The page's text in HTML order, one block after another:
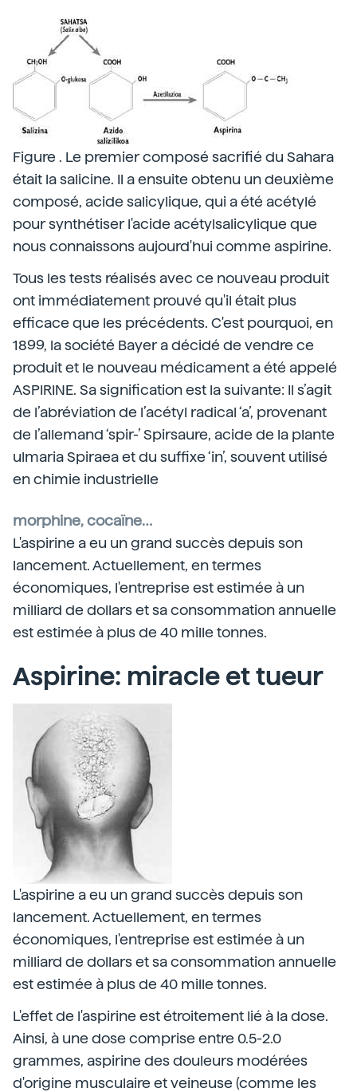
Figure . Le premier composé sacrifié du Sahara
était la salicine. Il a ensuite obtenu un deuxième
composé, acide salicylique, qui a été acétylé
pour synthétiser l'acide acétylsalicylique que
nous connaissons aujourd'hui comme aspirine.
Tous les tests réalisés avec ce nouveau produit
ont immédiatement prouvé qu'il était plus
efficace que les précédents. C'est pourquoi, en
1899, la société Bayer a décidé de vendre ce
produit et le nouveau médicament a été appelé
ASPIRINE. Sa signification est la suivante: Il s’agit
de l’abréviation de l’acétyl radical ‘a’, provenant
de l’allemand ‘spir-’ Spirsaure, acide de la plante
ulmaria Spiraea et du suffixe ‘in’, souvent utilisé
en chimie industrielle
morphine, cocaïne…
L'aspirine a eu un grand succès depuis son
lancement. Actuellement, en termes
économiques, l'entreprise est estimée à un
milliard de dollars et sa consommation annuelle
est estimée à plus de 40 mille tonnes.
Aspirine: miracle et tueur
L'aspirine a eu un grand succès depuis son
lancement. Actuellement, en termes
économiques, l'entreprise est estimée à un
milliard de dollars et sa consommation annuelle
est estimée à plus de 40 mille tonnes.
L'effet de l'aspirine est étroitement lié à la dose.
Ainsi, à une dose comprise entre 0.5-2.0
grammes, aspirine des douleurs modérées
d'origine musculaire et veineuse (comme les